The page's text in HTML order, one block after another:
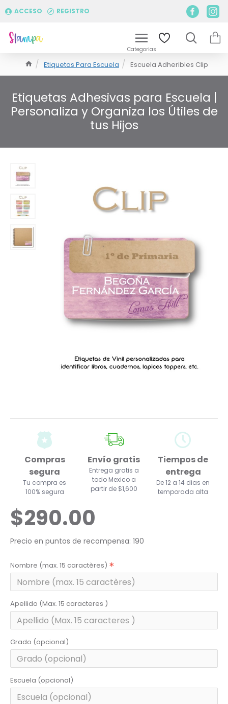
ACCESO REGISTRO
Etiquetas Para Escuela Escuela Adheribles Clip
Etiquetas Adhesivas para Escuela |
Personaliza y Organiza los Útiles de
tus Hijos
Compras
segura
Tu compra es
100% segura
Envío gratis
Entrega gratis a
todo Mexico a
partir de $1,600
Tiempos de
entrega
De 12 a 14 dias en
temporada alta
$290.00
Precio en puntos de recompensa: 190
Nombre (max. 15 caractères)
Apellido (Max. 15 caracteres )
Grado (opcional)
Escuela (opcional)